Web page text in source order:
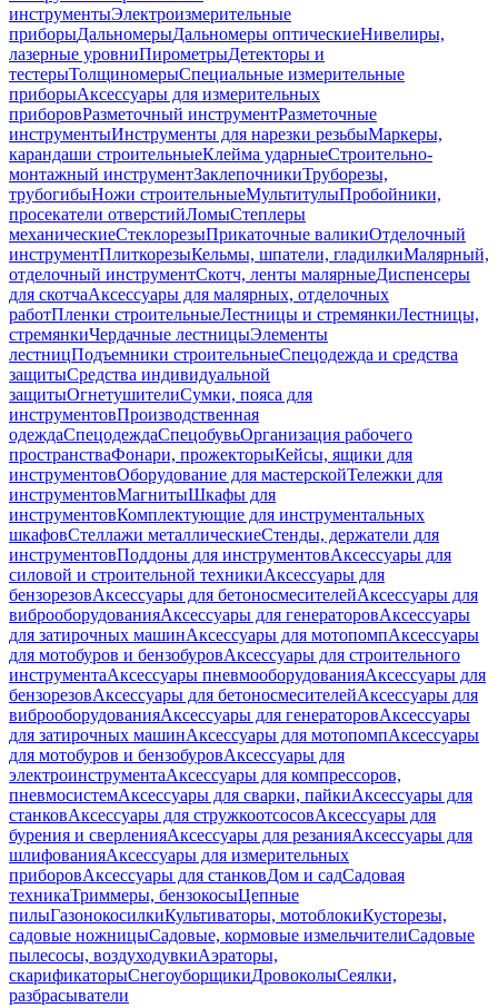
инструментыЭлектроизмерительные
приборыДальномерыДальномеры оптическиеНивелиры,
лазерные уровниПирометрыДетекторы и
тестерыТолщиномерыСпециальные измерительные
приборыАксессуары для измерительных
приборовРазметочный инструментРазметочные
инструментыИнструменты для нарезки резьбыМаркеры,
карандаши строительныеКлейма ударныеСтроительно-
монтажный инструментЗаклепочникиТруборезы,
трубогибыНожи строительныеМультитулыПробойники,
просекатели отверстийЛомыСтеплеры
механическиеСтеклорезыПрикаточные валикиОтделочный
инструментПлиткорезыКельмы, шпатели, гладилкиМалярный,
отделочный инструментСкотч, ленты малярныеДиспенсеры
для скотчаАксессуары для малярных, отделочных
работПленки строительныеЛестницы и стремянкиЛестницы,
стремянкиЧердачные лестницыЭлементы
лестницПодъемники строительныеСпецодежда и средства
защитыСредства индивидуальной
защитыОгнетушителиСумки, пояса для
инструментовПроизводственная
одеждаСпецодеждаСпецобувьОрганизация рабочего
пространстваФонари, прожекторыКейсы, ящики для
инструментовОборудование для мастерскойТележки для
инструментовМагнитыШкафы для
инструментовКомплектующие для инструментальных
шкафовСтеллажи металлическиеСтенды, держатели для
инструментовПоддоны для инструментовАксессуары для
силовой и строительной техникиАксессуары для
бензорезовАксессуары для бетоносмесителейАксессуары для
виброоборудованияАксессуары для генераторовАксессуары
для затирочных машинАксессуары для мотопомпАксессуары
для мотобуров и бензобуровАксессуары для строительного
инструментаАксессуары пневмооборудованияАксессуары для
бензорезовАксессуары для бетоносмесителейАксессуары для
виброоборудованияАксессуары для генераторовАксессуары
для затирочных машинАксессуары для мотопомпАксессуары
для мотобуров и бензобуровАксессуары для
электроинструментаАксессуары для компрессоров,
пневмосистемАксессуары для сварки, пайкиАксессуары для
станковАксессуары для стружкоотсосовАксессуары для
бурения и сверленияАксессуары для резанияАксессуары для
шлифованияАксессуары для измерительных
приборовАксессуары для станковДом и садСадовая
техникаТриммеры, бензокосыЦепные
пилыГазонокосилкиКультиваторы, мотоблокиКусторезы,
садовые ножницыСадовые, кормовые измельчителиСадовые
пылесосы, воздуходувкиАэраторы,
скарификаторыСнегоуборщикиДровоколыСеялки,
разбрасыватели